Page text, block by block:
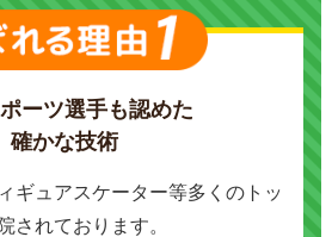
ーツ選手も認めた
確かな技術
ギュアスケーター等多くのトッ
されております。